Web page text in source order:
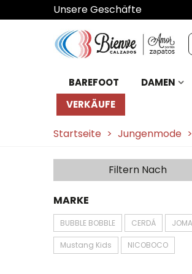
Unsere Geschäfte
BAREFOOT DAMEN
VERKÄUFE
Startseite > Jungenmode >
Filtern Nach
MARKE
BUBBLE BOBBLE CERDÁ JOMA
Mustang Kids NICOBOCO